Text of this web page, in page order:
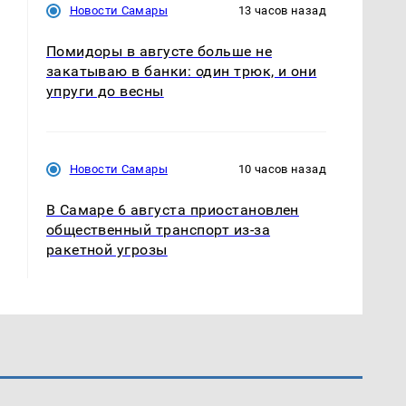
Новости Самары 13 часов назад
Помидоры в августе больше не
закатываю в банки: один трюк, и они
упруги до весны
Новости Самары 10 часов назад
В Самаре 6 августа приостановлен
общественный транспорт из-за
ракетной угрозы